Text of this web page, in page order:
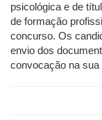
psicológica e de
de formação
concurso. Os
envio dos
convocação na sua